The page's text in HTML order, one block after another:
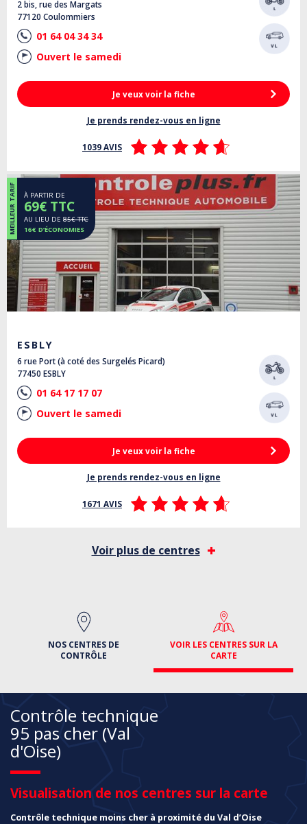
2 bis, rue des Margats
77120 Coulommiers
01 64 04 34 34
Ouvert le samedi
Je veux voir la fiche
Je prends rendez-vous en ligne
1039 AVIS
MEILLEUR TARIF À PARTIR DE
69€ TTC
AU LIEU DE 85€ TTC
16€ D’ÉCONOMIES
ESBLY
6 rue Port (à coté des Surgelés Picard)
77450 ESBLY
01 64 17 17 07
Ouvert le samedi
Je veux voir la fiche
Je prends rendez-vous en ligne
1671 AVIS
Voir plus de centres
NOS CENTRES DE
CONTRÔLE
VOIR LES CENTRES SUR LA
CARTE
Contrôle technique
95 pas cher (Val
d'Oise)
Visualisation de nos centres sur la carte
Contrôle technique moins cher à proximité du Val d’Oise